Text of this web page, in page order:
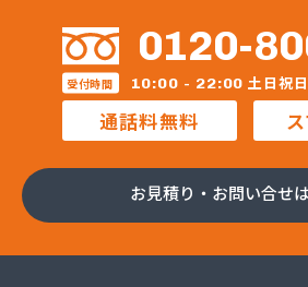
(株)リビック相模原
(株)リビングタナカ
(株)レインボー 横浜営業所
(株)レインボー 川崎営業所
(株)安田物産 燃料部
(株)奥村商会 横浜営業所
(株)宮治商店
0120-
受付時間 10:00 - 22:00 土日祝
通話料無料
お見積り・お問い合せ